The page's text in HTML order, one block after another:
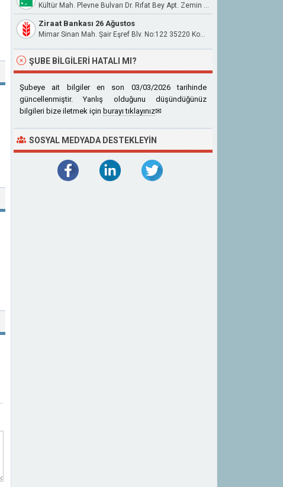
Kültür Mah. Plevne Bulvarı Dr. Rıfat Bey Apt. Zemin Kat No:14A Ve 14/1 Konak/İzmir
Ziraat Bankası 26 Ağustos
Mimar Sinan Mah. Şair Eşref Blv. No:122 35220 Konak İzmir
ŞUBE BILGILERI HATALI MI?
Şubeye ait bilgiler en son 03/03/2026 tarihinde
güncellenmiştir. Yanlış olduğunu düşündüğünüz
bilgileri bize iletmek için burayı tıklayınız✉
SOSYAL MEDYADA DESTEKLEYIN